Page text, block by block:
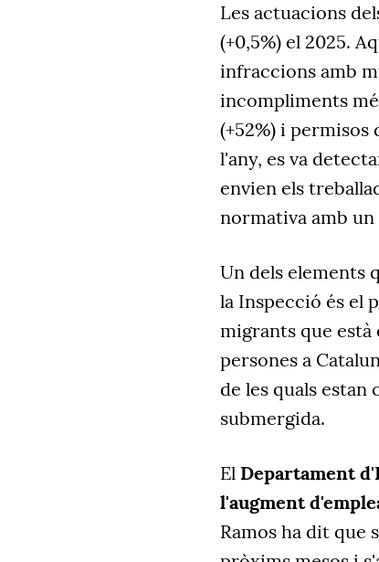
Les actuacions
(+0,5%) el 2025.
infraccions amb
incompliments
(+52%) i
l'any, es va
envien els
normativa amb un
Un dels elements
la Inspecció és el
migrants que està
persones a
de les quals estan
submergida.
El Departament
l'augment
Ramos ha dit que